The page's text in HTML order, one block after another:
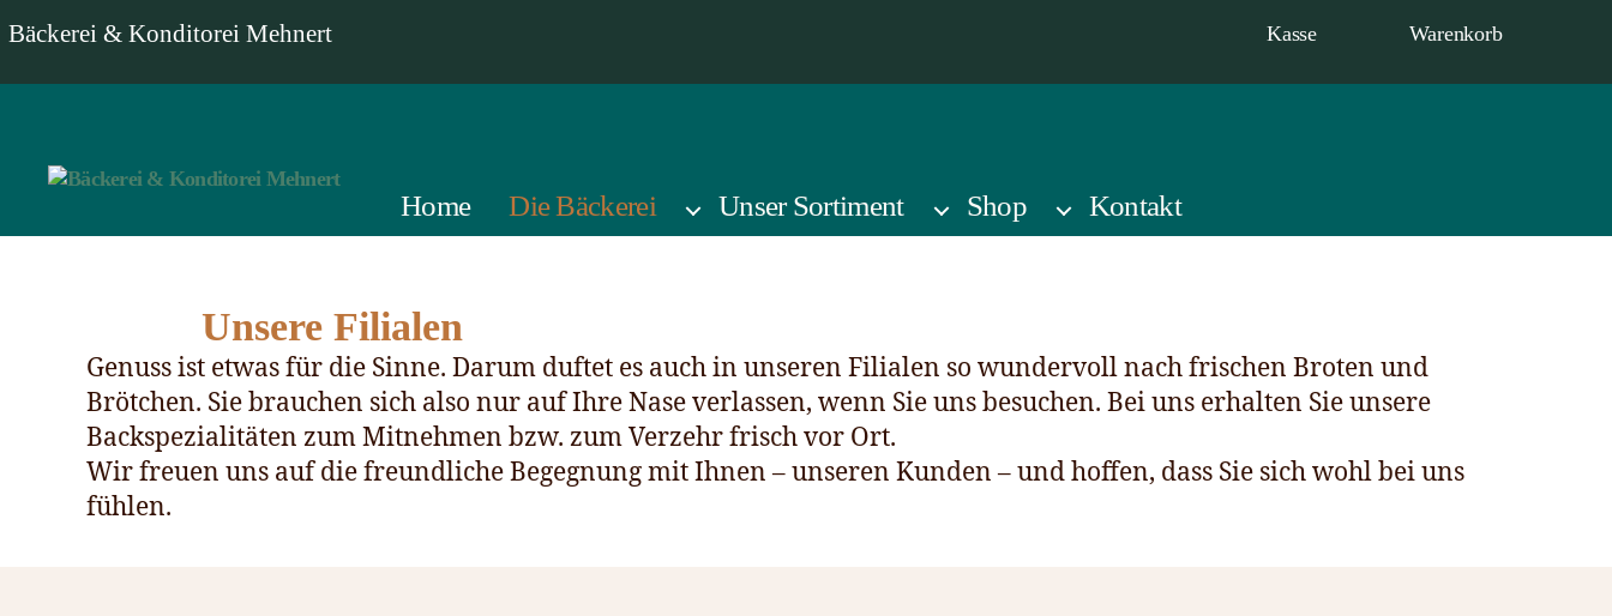
Bäckerei & Konditorei Mehnert Kasse Warenkorb
&
Home Die Bäckerei Unser Sortiment Shop Kontakt
Unsere Filialen
Genuss ist etwas für die Sinne. Darum duftet es auch in unseren Filialen so wundervoll nach frischen Broten und
Brötchen. Sie brauchen sich also nur auf Ihre Nase verlassen, wenn Sie uns besuchen. Bei uns erhalten Sie unsere
Backspezialitäten zum Mitnehmen bzw. zum Verzehr frisch vor Ort.
Wir freuen uns auf die freundliche Begegnung mit Ihnen – unseren Kunden – und hoffen, dass Sie sich wohl bei uns
fühlen.